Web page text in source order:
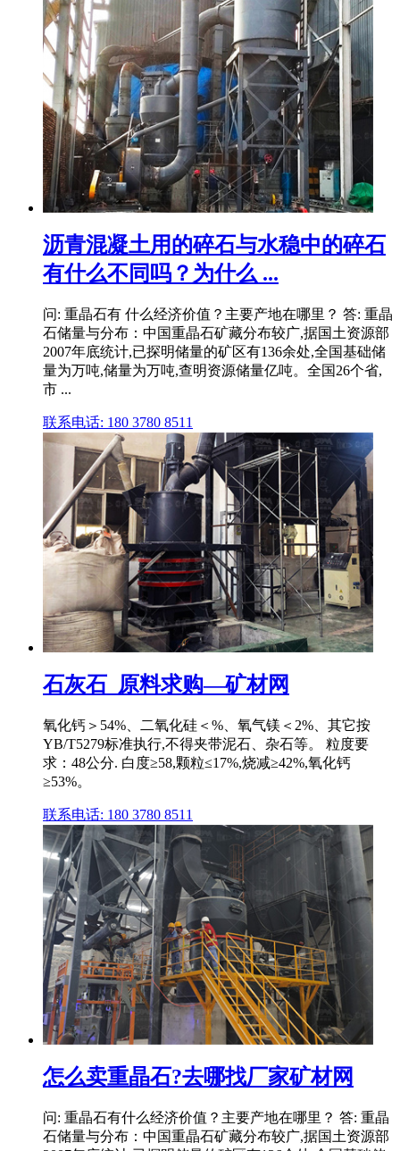
沥青混凝土用的碎石与水稳中的碎石
有什么不同吗？为什么 ...
问: 重晶石有 什么经济价值？主要产地在哪里？ 答: 重晶
石储量与分布：中国重晶石矿藏分布较广,据国土资源部
2007年底统计,已探明储量的矿区有136余处,全国基础储
量为万吨,储量为万吨,查明资源储量亿吨。全国26个省,
市 ...
联系电话: 180 3780 8511
石灰石_原料求购—矿材网
氧化钙＞54%、二氧化硅＜%、氧气镁＜2%、其它按
YB/T5279标准执行,不得夹带泥石、杂石等。 粒度要
求：48公分. 白度≥58,颗粒≤17%,烧减≥42%,氧化钙
≥53%。
联系电话: 180 3780 8511
怎么卖重晶石?去哪找厂家矿材网
问: 重晶石有什么经济价值？主要产地在哪里？ 答: 重晶
石储量与分布：中国重晶石矿藏分布较广,据国土资源部